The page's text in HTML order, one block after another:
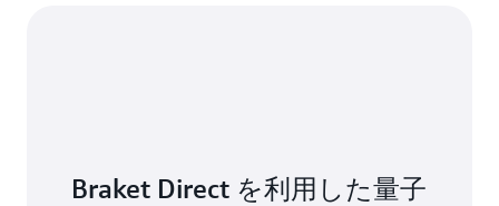
Braket Direct を利用した量子